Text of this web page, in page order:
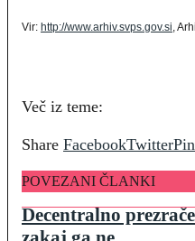
Vir: http://www.arhiv.svps.gov.si,
Več iz teme:
Share FacebookTwitter
POVEZANI ČLANKI
Decentralno